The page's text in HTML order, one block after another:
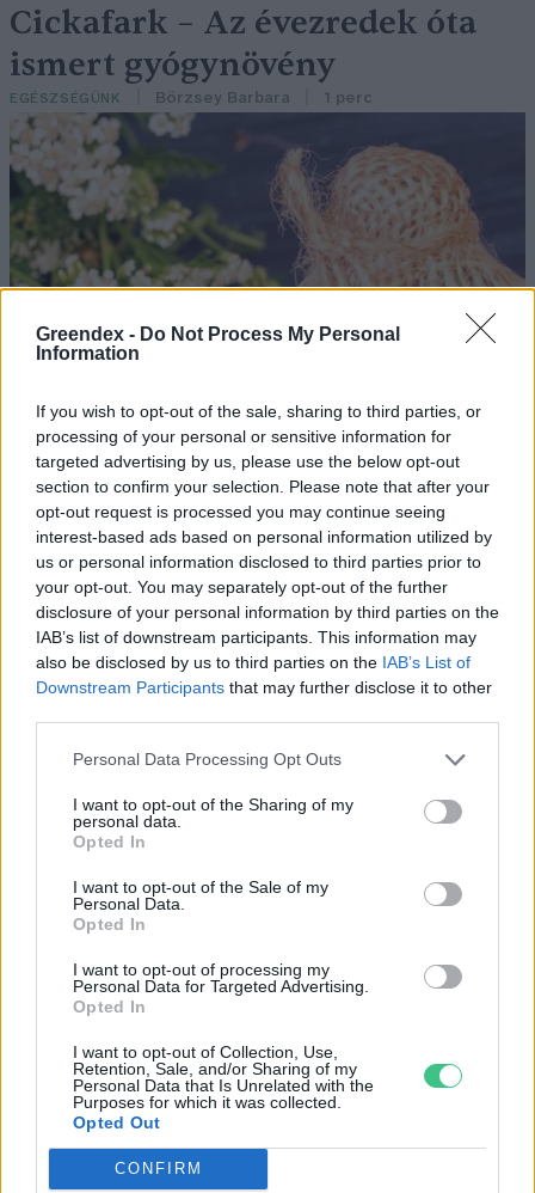
Greendex - Do Not Process My Personal
Information
If you wish to opt-out of the sale, sharing to third parties, or
processing of your personal or sensitive information for
targeted advertising by us, please use the below opt-out
section to confirm your selection. Please note that after your
opt-out request is processed you may continue seeing
interest-based ads based on personal information utilized by
us or personal information disclosed to third parties prior to
your opt-out. You may separately opt-out of the further
disclosure of your personal information by third parties on the
IAB’s list of downstream participants. This information may
also be disclosed by us to third parties on the IAB’s List of
Downstream Participants that may further disclose it to other
Personal Data Processing Opt Outs
I want to opt-out of the Sharing of my
personal data.
Opted In
I want to opt-out of the Sale of my
Personal Data.
Opted In
I want to opt-out of processing my
Personal Data for Targeted Advertising.
Opted In
I want to opt-out of Collection, Use,
Retention, Sale, and/or Sharing of my
Personal Data that Is Unrelated with the
Purposes for which it was collected.
Opted Out
CONFIRM
Cickafark – Az évezredek óta
ismert gyógynövény
EGÉSZSÉGÜNK Börzsey Barbara 1 perc
Ezt a növényt már az őskorban is ismerték, a népi gyógyászatban
pedig ma is számos betegség ellen használják.
Születésnapi programokkal várja a
hétvégén a közönséget a 160 éves
Fővárosi Állatkert
Szedd magad őszibarack: itt vannak
a legjobb lelőhelyek!
SZEMLE